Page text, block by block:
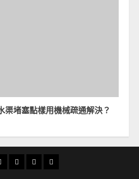
渠堵塞點樣用機械疏通解決？
通
通
24